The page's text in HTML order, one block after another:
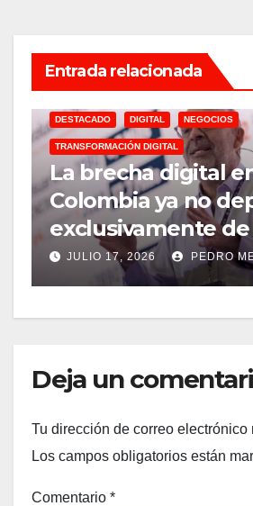
Entrada relacionada
DESTACADO DIGITAL NEGOCIOS
TRANSFORMACIÓN DIGITAL
La brecha digital
Colombia ya no
exclusivamente de
cables de fibra
JULIO 17, 2026 PEDRO
Deja un
Tu dirección de correo electrónico
Los campos obligatorios están
Comentario *